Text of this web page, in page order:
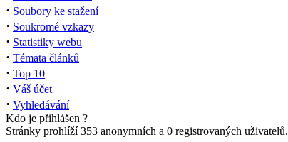
· Soubory ke stažení
· Soukromé vzkazy
· Statistiky webu
· Témata článků
· Top 10
· Váš účet
· Vyhledávání
Kdo je přihlášen ?
Stránky prohlíží 353 anonymních a 0 registrovaných uživatelů.